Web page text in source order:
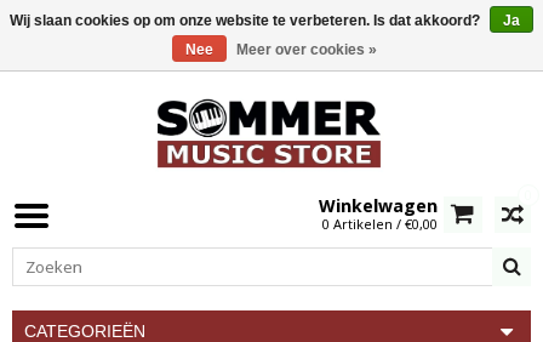
Winkelwagen
0 Artikelen / €0,00
CATEGORIEËN
Wij slaan cookies op om onze website te verbeteren. Is dat akkoord?
Ja
Nee
Meer over cookies »